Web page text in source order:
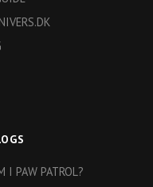
I PAW PATROL?